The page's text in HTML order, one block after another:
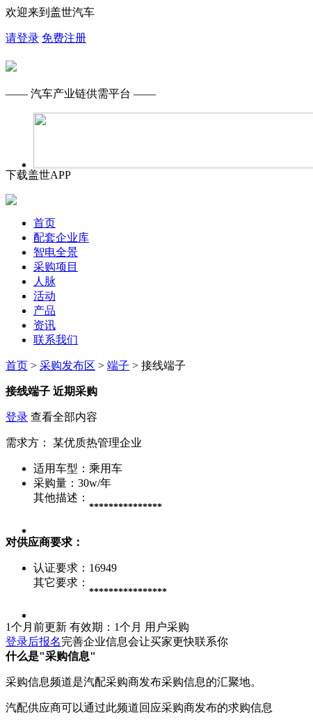
欢迎来到盖世汽车
请登录 免费注册
—— 汽车产业链供需平台 ——
下载盖世APP
首页
配套企业库
智电全景
采购项目
人脉
活动
产品
资讯
联系我们
首页 > 采购发布区 > 端子 > 接线端子
接线端子 近期采购
登录 查看全部内容
需求方： 某优质热管理企业
适用车型： 乘用车
采购量： 30w/年
其他描述：
***************
对供应商要求：
认证要求： 16949
其它要求：
****************
1个月前更新 有效期：1个月 用户采购
登录后报名完善企业信息会让买家更快联系你
什么是"采购信息"
采购信息频道是汽配采购商发布采购信息的汇聚地。
汽配供应商可以通过此频道回应采购商发布的求购信息